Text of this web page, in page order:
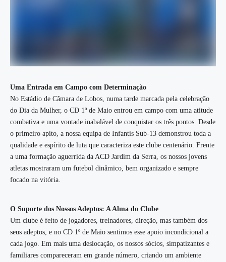
Uma Entrada em Campo com Determinação
No Estádio de Câmara de Lobos, numa tarde marcada pela celebração
do Dia da Mulher, o CD 1º de Maio entrou em campo com uma atitude
combativa e uma vontade inabalável de conquistar os três pontos. Desde
o primeiro apito, a nossa equipa de Infantis Sub-13 demonstrou toda a
qualidade e espírito de luta que caracteriza este clube centenário. Frente
a uma formação aguerrida da ACD Jardim da Serra, os nossos jovens
atletas mostraram um futebol dinâmico, bem organizado e sempre
focado na vitória.
O Suporte dos Nossos Adeptos: A Alma do Clube
Um clube é feito de jogadores, treinadores, direção, mas também dos
seus adeptos, e no CD 1º de Maio sentimos esse apoio incondicional a
cada jogo. Em mais uma deslocação, os nossos sócios, simpatizantes e
familiares compareceram em grande número, criando um ambiente